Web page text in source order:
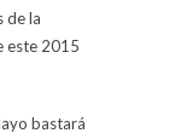
de la
este 2015
bastará